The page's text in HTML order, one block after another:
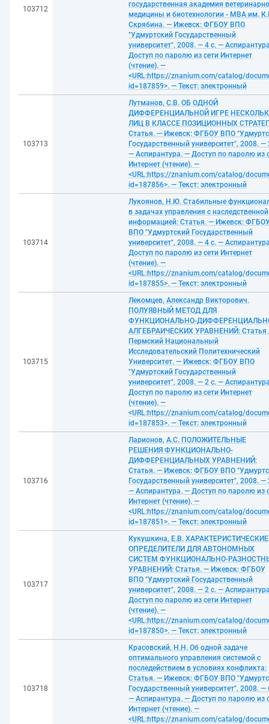
103712
государственная академия
медицины и биотехнологии - МВА им.
Скрябина. — Ижевск: ФГБОУ ВПО
"Удмуртский Государственный
университет", 2008. — 4 с. —
Доступ по паролю из сети Интернет
(чтение). —
<URL:https://znanium.com/catalog/
id=187859>. — Текст: электронный
103713
Лутманов, С.В. ОБ ОДНОЙ
ДИФФЕРЕНЦИАЛЬНОЙ ИГРЕ
ЛИЦ В КЛАССЕ ПОЗИЦИОННЫХ
Статья. — Ижевск: ФГБОУ ВПО
Государственный университет", 2008. —
— Аспирантура. — Доступ по паролю из
Интернет (чтение). —
<URL:https://znanium.com/catalog/
id=187856>. — Текст: электронный
103714
Лукоянов, Н.Ю. Стабильные
в задачах управления с наследственной
информацией: Статья. — Ижевск:
ВПО "Удмуртский Государственный
университет", 2008. — 4 с. —
Доступ по паролю из сети Интернет
(чтение). —
<URL:https://znanium.com/catalog/
id=187855>. — Текст: электронный
103715
Лекомцев, Александр Викторович.
ПОЛУЯВНЫЙ МЕТОД ДЛЯ
ФУНКЦИОНАЛЬНО-
АЛГЕБРАИЧЕСКИХ УРАВНЕНИЙ: Статья
Пермский Национальный
Исследовательский Политехнический
Университет. — Ижевск: ФГБОУ ВПО
"Удмуртский Государственный
университет", 2008. — 2 с. —
Доступ по паролю из сети Интернет
(чтение). —
<URL:https://znanium.com/catalog/
id=187853>. — Текст: электронный
103716
Ларионов, А.С. ПОЛОЖИТЕЛЬНЫЕ
РЕШЕНИЯ ФУНКЦИОНАЛЬНО-
ДИФФЕРЕНЦИАЛЬНЫХ УРАВНЕНИЙ:
Статья. — Ижевск: ФГБОУ ВПО
Государственный университет", 2008. —
— Аспирантура. — Доступ по паролю из
Интернет (чтение). —
<URL:https://znanium.com/catalog/
id=187851>. — Текст: электронный
103717
Кукушкина, Е.В. ХАРАКТЕРИСТИЧЕСКИЕ
ОПРЕДЕЛИТЕЛИ ДЛЯ АВТОНОМНЫХ
СИСТЕМ ФУНКЦИОНАЛЬНО-
УРАВНЕНИЙ: Статья. — Ижевск: ФГБОУ
ВПО "Удмуртский Государственный
университет", 2008. — 2 с. —
Доступ по паролю из сети Интернет
(чтение). —
<URL:https://znanium.com/catalog/
id=187850>. — Текст: электронный
103718
Красовский, Н.Н. Об одной задаче
оптимального управления системой с
последействием в условиях конфликта:
Статья. — Ижевск: ФГБОУ ВПО
Государственный университет", 2008. —
— Аспирантура. — Доступ по паролю из
Интернет (чтение). —
<URL:https://znanium.com/catalog/